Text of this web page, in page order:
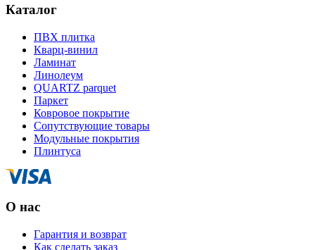
Каталог
ПВХ плитка
Кварц-винил
Ламинат
Линолеум
QUARTZ parquet
Паркет
Ковровое покрытие
Сопутствующие товары
Модульные покрытия
Плинтуса
О нас
Гарантия и возврат
Как сделать заказ